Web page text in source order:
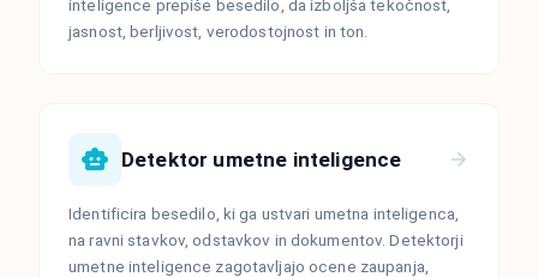
inteligence prepiše besedilo, da izboljša tekočnost,
jasnost, berljivost, verodostojnost in ton.
Detektor umetne inteligence
Identificira besedilo, ki ga ustvari umetna inteligenca,
na ravni stavkov, odstavkov in dokumentov. Detektorji
umetne inteligence zagotavljajo ocene zaupanja,